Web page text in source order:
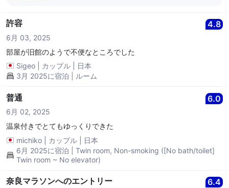
許容 4.8
6月 03, 2025
部屋が旧館のようで不便なところでした
Sigeo
カップル
日本
3月 2025に宿泊 | ルーム
普通 6.0
6月 02, 2025
温泉付きでとてもゆっくりできた
michiko
カップル
日本
6月 2025に宿泊 | Twin room, Non-smoking ([No bath/toilet]
Twin room ~ No elevator)
奈良マラソンへのエントリー 6.4